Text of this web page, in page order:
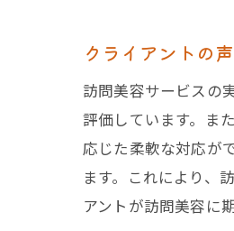
クライアントの
訪問美容サービスの
評価しています。ま
応じた柔軟な対応が
ます。これにより、
アントが訪問美容に